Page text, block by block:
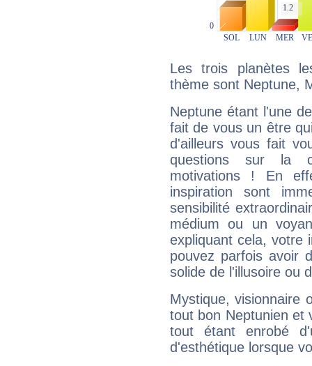
Les trois planètes
thème sont Neptune,
Neptune étant l'une
fait de vous un être
d'ailleurs vous fait
questions sur la
motivations ! En
inspiration sont
sensibilité
médium ou un
expliquant cela, votre
pouvez parfois avoir
solide de l'illusoire ou
Mystique, visionnaire
tout bon Neptunien et
tout étant enrobé
d'esthétique lorsque